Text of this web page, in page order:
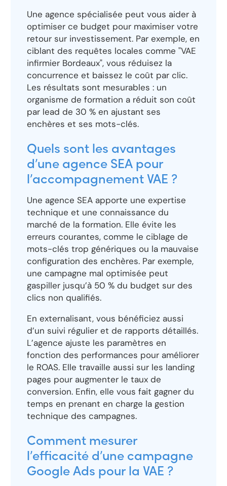
Une agence spécialisée peut vous aider à
optimiser ce budget pour maximiser votre
retour sur investissement. Par exemple, en
ciblant des requêtes locales comme "VAE
infirmier Bordeaux", vous réduisez la
concurrence et baissez le coût par clic.
Les résultats sont mesurables : un
organisme de formation a réduit son coût
par lead de 30 % en ajustant ses
enchères et ses mots-clés.
Quels sont les avantages
d’une agence SEA pour
l’accompagnement VAE ?
Une agence SEA apporte une expertise
technique et une connaissance du
marché de la formation. Elle évite les
erreurs courantes, comme le ciblage de
mots-clés trop génériques ou la mauvaise
configuration des enchères. Par exemple,
une campagne mal optimisée peut
gaspiller jusqu’à 50 % du budget sur des
clics non qualifiés.
En externalisant, vous bénéficiez aussi
d’un suivi régulier et de rapports détaillés.
L’agence ajuste les paramètres en
fonction des performances pour améliorer
le ROAS. Elle travaille aussi sur les landing
pages pour augmenter le taux de
conversion. Enfin, elle vous fait gagner du
temps en prenant en charge la gestion
technique des campagnes.
Comment mesurer
l’efficacité d’une campagne
Google Ads pour la VAE ?